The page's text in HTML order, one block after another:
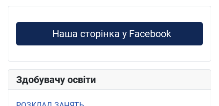
Наша сторінка у Facebook
Здобувачу освіти